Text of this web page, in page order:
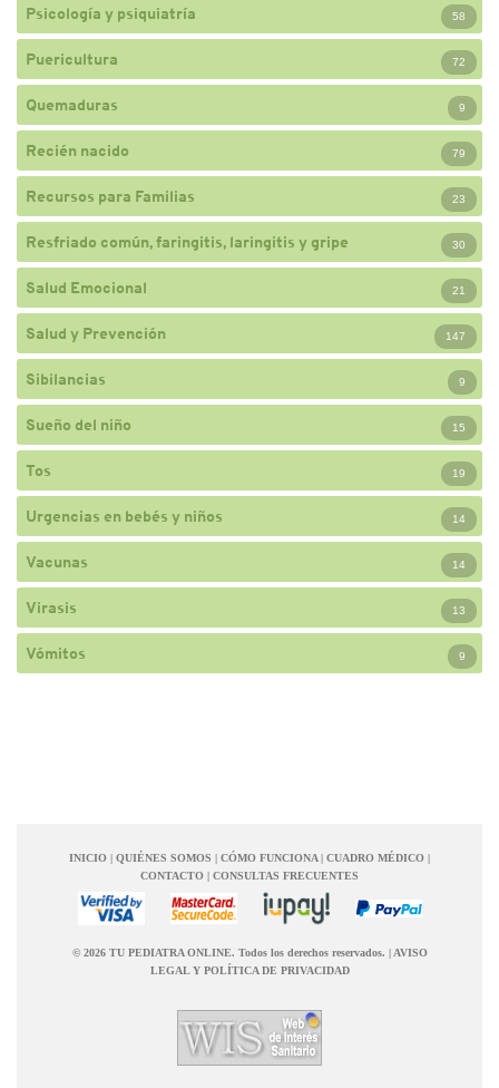
Psicología y psiquiatría 58
Puericultura 72
Quemaduras 9
Recién nacido 79
Recursos para Familias 23
Resfriado común, faringitis, laringitis y gripe 30
Salud Emocional 21
Salud y Prevención 147
Sibilancias 9
Sueño del niño 15
Tos 19
Urgencias en bebés y niños 14
Vacunas 14
Virasis 13
Vómitos 9
INICIO | QUIÉNES SOMOS | CÓMO FUNCIONA | CUADRO MÉDICO |
CONTACTO | CONSULTAS FRECUENTES
© 2026 TU PEDIATRA ONLINE. Todos los derechos reservados. | AVISO
LEGAL Y POLÍTICA DE PRIVACIDAD